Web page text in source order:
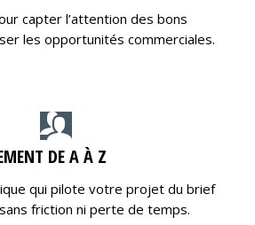
capter l’attention des bons
les opportunités commerciales.
DE A À Z
qui pilote votre projet du brief
friction ni perte de temps.